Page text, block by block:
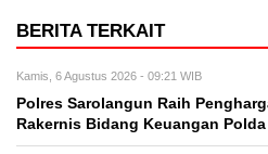
BERITA TERKAIT
Kamis, 6 Agustus 2026 - 09:21 WIB
Polres Sarolangun Raih
Rakernis Bidang Keuangan